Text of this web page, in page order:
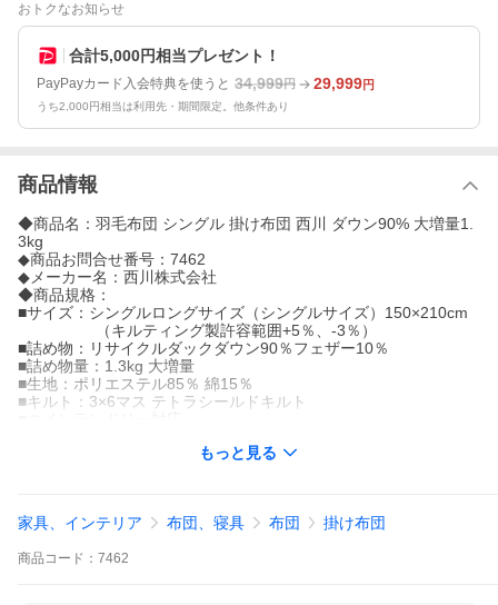
おトクなお知らせ
合計5,000円相当プレゼント！
PayPayカード入会特典を使うと 34,999円 29,999円
うち2,000円相当は利用先・期間限定。他条件あり
商品情報
◆商品名：羽毛布団 シングル 掛け布団 西川 ダウン90% 大増量1.
3kg
◆商品お問合せ番号：7462
◆メーカー名：西川株式会社
◆商品規格：
■サイズ：シングルロングサイズ（シングルサイズ）150×210cm
（キルティング製許容範囲+5％、-3％）
■詰め物：リサイクルダックダウン90％フェザー10％
■詰め物量：1.3kg 大増量
■生地：ポリエステル85％ 綿15％
■キルト：3×6マス テトラシールドキルト
2025年08月19日
商品詳細につきましては商品説明にございます。
もっと見る
家具、インテリア 布団、寝具 布団 掛け布団
商品 コード： 7462